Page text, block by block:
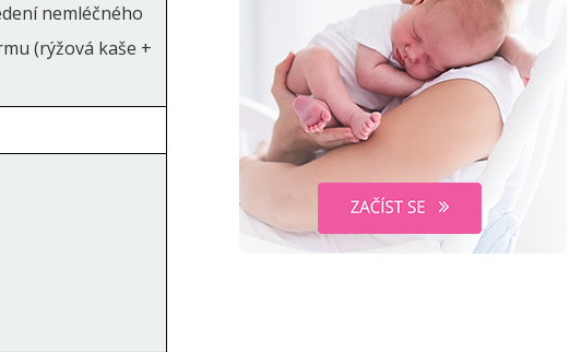
nemléčného
(rýžová kaše +